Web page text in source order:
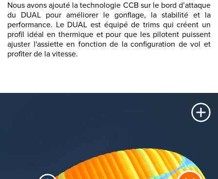
Nous avons ajouté la technologie CCB sur le bord d’attaque
du DUAL pour améliorer le gonflage, la stabilité et la
performance. Le DUAL est équipé de trims qui créent un
profil idéal en thermique et pour que les pilotent puissent
ajuster l'assiette en fonction de la configuration de vol et
profiter de la vitesse.